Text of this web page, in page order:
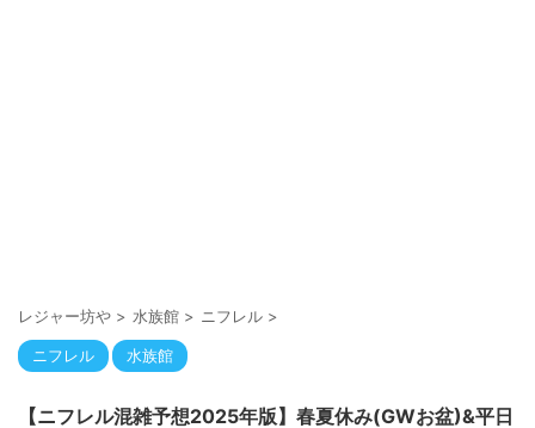
レジャー坊や > 水族館 > ニフレル >
ニフレル 水族館
【ニフレル混雑予想2025年版】春夏休み(GWお盆)&平日